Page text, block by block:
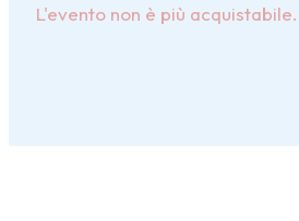
L'evento non è più acquistabile.